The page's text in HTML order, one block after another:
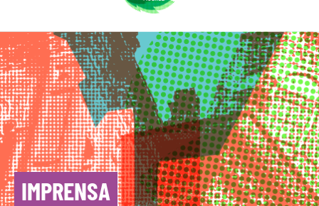
IMPRENSA